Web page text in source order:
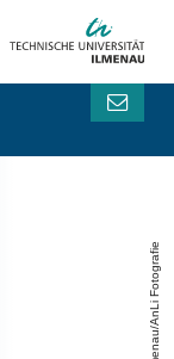
TU Ilmenau/AnLi Fotografie